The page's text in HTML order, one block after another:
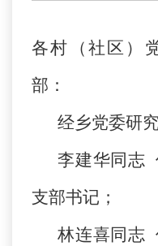
各村（社区）
部：
经乡党委研
李建华同志
支部书记；
林连喜同志